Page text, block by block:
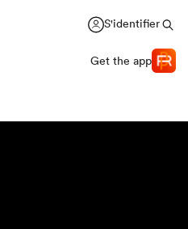
S'identifier
Get the app